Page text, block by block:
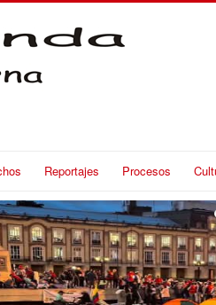
Reportajes Procesos